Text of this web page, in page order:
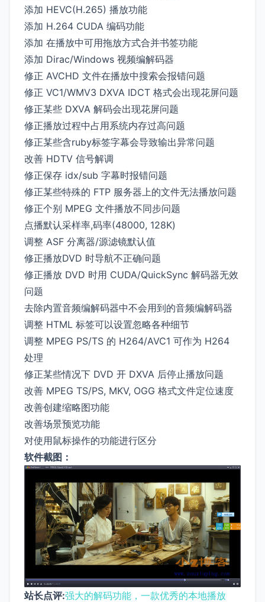
添加 HEVC(H.265) 播放功能
添加 H.264 CUDA 编码功能
添加 在播放中可用拖放方式合并书签功能
添加 Dirac/Windows 视频编解码器
修正 AVCHD 文件在播放中搜索会报错问题
修正 VC1/WMV3 DXVA IDCT 格式会出现花屏问题
修正某些 DXVA 解码会出现花屏问题
修正播放过程中占用系统内存过高问题
修正某些含ruby标签字幕会导致输出异常问题
改善 HDTV 信号解调
修正保存 idx/sub 字幕时报错问题
修正某些特殊的 FTP 服务器上的文件无法播放问题
修正个别 MPEG 文件播放不同步问题
点播默认采样率,码率(48000, 128K)
调整 ASF 分离器/源滤镜默认值
修正播放DVD 时导航不正确问题
修正播放 DVD 时用 CUDA/QuickSync 解码器无效
问题
去除内置音频编解码器中不会用到的音频编解码器
调整 HTML 标签可以设置忽略各种细节
调整 MPEG PS/TS 的 H264/AVC1 可作为 H264
处理
修正某些情况下 DVD 开 DXVA 后停止播放问题
改善 MPEG TS/PS, MKV, OGG 格式文件定位速度
改善创建缩略图功能
改善场景预览功能
对使用鼠标操作的功能进行区分
软件截图：
站长点评:强大的解码功能，一款优秀的本地播放